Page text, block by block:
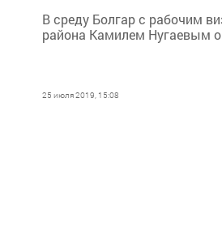
В среду Болгар с рабочим
района Камилем Нугаевым
25 июля 2019, 15:08